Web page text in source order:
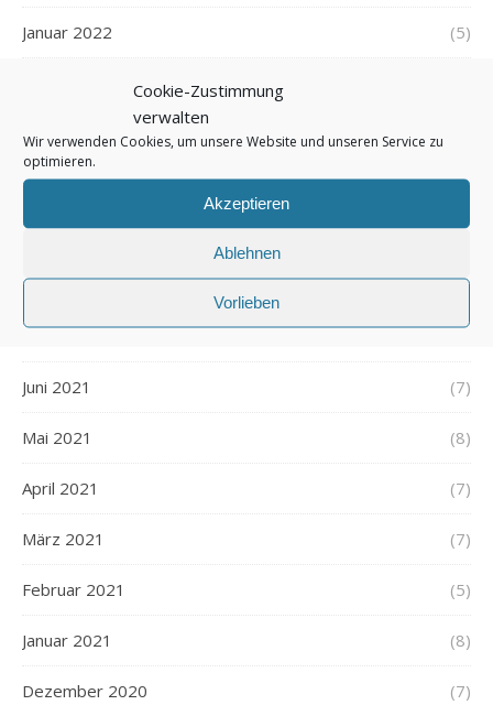
Cookie-Zustimmung
verwalten
Wir verwenden Cookies, um unsere Website und unseren Service zu
optimieren.
Akzeptieren
Ablehnen
Vorlieben
Januar 2022 (5)
Dezember 2021
November 2021
Oktober 2021 (6)
September 2021 (7)
August 2021 (7)
Juni 2021 (7)
Mai 2021 (8)
April 2021 (7)
März 2021 (7)
Februar 2021 (5)
Januar 2021 (8)
Dezember 2020 (7)